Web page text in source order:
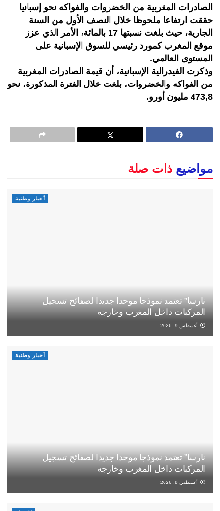
الصادرات المغربية من الخضروات والفواكه نحو إسبانيا
حققت ارتفاعا ملحوظا خلال النصف الأول من السنة
الجارية، حيث بلغت نسبتها 17 بالمائة، الأمر الذي عزز
موقع المغرب كمورد رئيسي للسوق الإسبانية على
المستوى العالمي.
وذكرت الفيدرالية الإسبانية، أن قيمة الصادرات المغربية
من الفواكه والخضروات، بلغت خلال الفترة المذكورة، نحو
473,8 مليون أورو.
مواضيع ذات صلة
أخبار وطنية
نارسا” تعتمد نموذجا موحدا جديدا لصفائح تسجيل
المركبات داخل المغرب وخارجه
أغسطس 9, 2026
أخبار وطنية
نارسا” تعتمد نموذجا موحدا جديدا لصفائح تسجيل
المركبات داخل المغرب وخارجه
أغسطس 9, 2026